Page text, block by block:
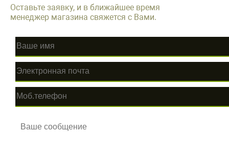
Оставьте заявку, и в ближайшее время
менеджер магазина свяжется с Вами.